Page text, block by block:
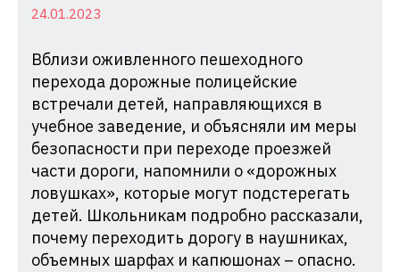
защите
прав
при
Администрации
Краснодарского
края
24.01.2023
Вблизи оживленного пешеходного
перехода дорожные полицейские
встречали детей, направляющихся в
учебное заведение, и объясняли им меры
безопасности при переходе проезжей
части дороги, напомнили о «дорожных
ловушках», которые могут подстерегать
детей. Школьникам подробно рассказали,
почему переходить дорогу в наушниках,
объемных шарфах и капюшонах – опасно.